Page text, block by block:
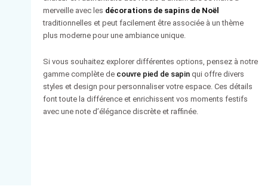
merveille avec les décorations de sapins de Noël
traditionnelles et peut facilement être associée à un thème
plus moderne pour une ambiance unique.
Si vous souhaitez explorer différentes options, pensez à notre
gamme complète de couvre pied de sapinqui offre divers
styles et design pour personnaliser votre espace. Ces détails
font toute la différence et enrichissent vos moments festifs
avec une note d’élégance discrète et raffinée.